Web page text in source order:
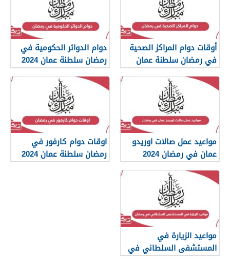
أوقات دوام المراكز الصحية
في رمضان سلطنة عمان
2024
دوام الدوائر الحكومية في
رمضان سلطنة عمان 2024
مواعيد عمل صالات اوريدو
عمان في رمضان 2024
اوقات دوام كارفور في
رمضان سلطنة عمان 2024
مواعيد الزيارة في
المستشفى السلطاني في
رمضان 2024